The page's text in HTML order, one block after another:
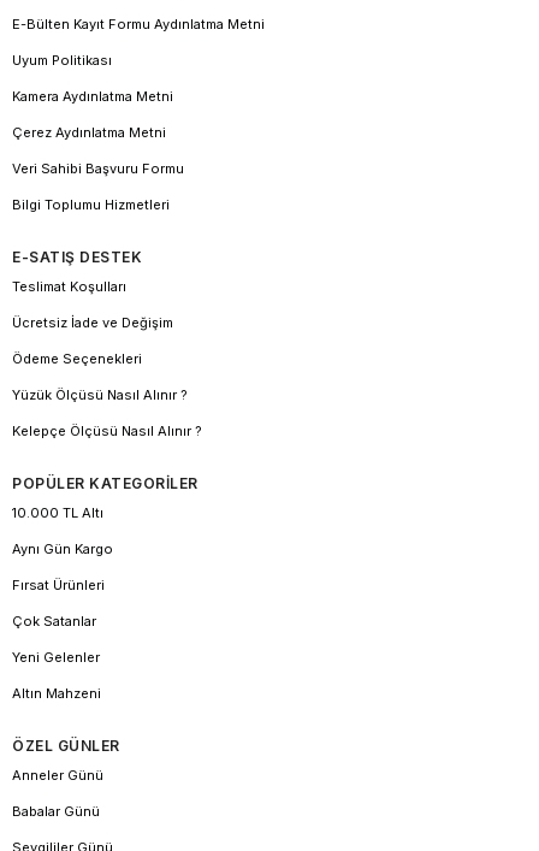
E-Bülten Kayıt Formu Aydınlatma Metni
Uyum Politikası
Kamera Aydınlatma Metni
Çerez Aydınlatma Metni
Veri Sahibi Başvuru Formu
Bilgi Toplumu Hizmetleri
E-SATIŞ DESTEK
Teslimat Koşulları
Ücretsiz İade ve Değişim
Ödeme Seçenekleri
Yüzük Ölçüsü Nasıl Alınır ?
Kelepçe Ölçüsü Nasıl Alınır ?
POPÜLER KATEGORİLER
10.000 TL Altı
Aynı Gün Kargo
Fırsat Ürünleri
Çok Satanlar
Yeni Gelenler
Altın Mahzeni
ÖZEL GÜNLER
Anneler Günü
Babalar Günü